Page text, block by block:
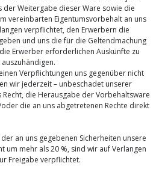
der Weitergabe dieser Ware sowie die
vereinbarten Eigentumsvorbehalt an uns
verpflichtet, den Erwerbern die
und uns die für die Geltendmachung
Erwerber erforderlichen Auskünfte zu
Verpflichtungen uns gegenüber nicht
wir jederzeit – unbeschadet unserer
Recht, die Herausgabe der Vorbehaltsware
die an uns abgetretenen Rechte direkt
an uns gegebenen Sicherheiten unsere
um mehr als 20 %, sind wir auf Verlangen
Freigabe verpflichtet.